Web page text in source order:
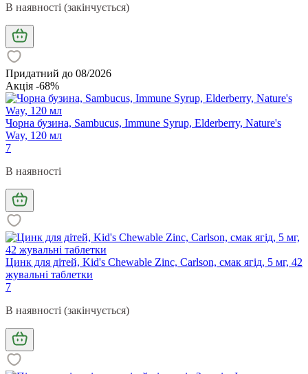
В наявності (закінчується)
Придатний до 08/2026
Акція -68%
Чорна бузина, Sambucus, Immune Syrup, Elderberry, Nature's
Way, 120 мл
7
В наявності
Цинк для дітей, Kid's Chewable Zinc, Carlson, смак ягід, 5 мг, 42
жувальні таблетки
7
В наявності (закінчується)